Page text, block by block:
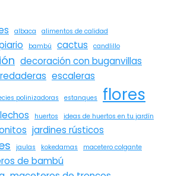
albaca
alimentos de calidad
bambú cactus
candlillo
decoración con buganvillas
escaleras
polinizadoras estanques flores
huertos ideas de huertos en tu jardín
jardines rústicos
jaulas kokedamas macetero colgante
de bambú